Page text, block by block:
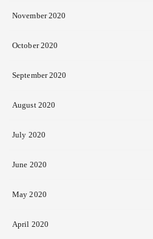
November 2020
October 2020
September 2020
August 2020
July 2020
June 2020
May 2020
April 2020